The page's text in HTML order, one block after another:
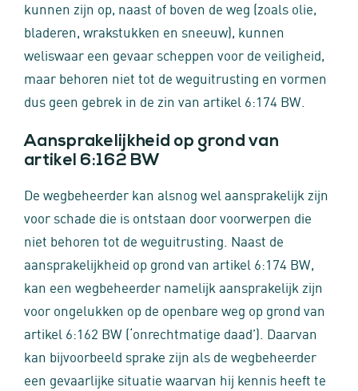
kunnen zijn op, naast of boven de weg (zoals olie,
bladeren, wrakstukken en sneeuw), kunnen
weliswaar een gevaar scheppen voor de veiligheid,
maar behoren niet tot de weguitrusting en vormen
dus geen gebrek in de zin van artikel 6:174 BW.
Aansprakelijkheid op grond van
artikel 6:162 BW
De wegbeheerder kan alsnog wel aansprakelijk zijn
voor schade die is ontstaan door voorwerpen die
niet behoren tot de weguitrusting. Naast de
aansprakelijkheid op grond van artikel 6:174 BW,
kan een wegbeheerder namelijk aansprakelijk zijn
voor ongelukken op de openbare weg op grond van
artikel 6:162 BW (‘onrechtmatige daad’). Daarvan
kan bijvoorbeeld sprake zijn als de wegbeheerder
een gevaarlijke situatie waarvan hij kennis heeft te